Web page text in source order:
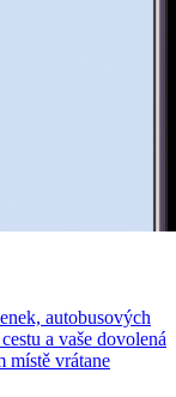
autobusových
a vaše dovolená
místě vrátane